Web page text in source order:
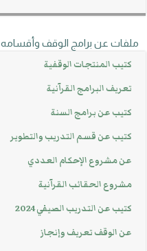
ملفات عن برامج الوقف وأقسامه
كتيب المنتجات الوقفية
تعريف البرامج القرآنية
كتيب عن برامج السنة
كتيب عن قسم التدريب والتطوير
عن مشروع الإحكام العددي
مشروع الحقائب القرآنية
كتيب عن التدريب الصيفي 2024
عن الوقف تعريف وإنجاز